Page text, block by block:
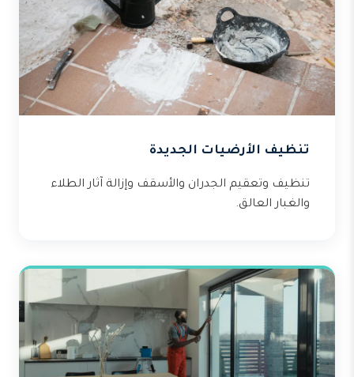
تنظيف الأرضيات الجديدة
تنظيف وتعقيم الجدران والأسقف وإزالة آثار الطلاء
والغبار العالق.